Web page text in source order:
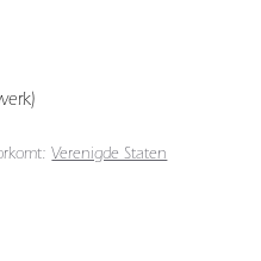
Verenigde Staten